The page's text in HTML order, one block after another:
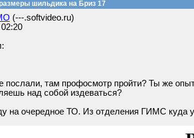
шильдика на Бриз 17
(---.softvideo.ru)
послали, там профосмотр пройти? Ты же
над собой издеваться?
на очередное ТО. Из отделения ГИМС куда